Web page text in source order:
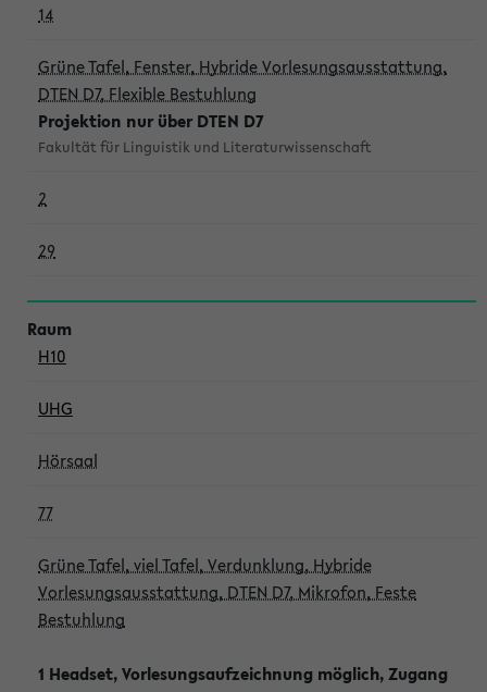
14
Grüne Tafel, Fenster, Hybride Vorlesungsausstattung,
DTEN D7, Flexible Bestuhlung
Projektion nur über DTEN D7
Fakultät für Linguistik und Literaturwissenschaft
2
29
H10
UHG
Hörsaal
77
Grüne Tafel, viel Tafel, Verdunklung, Hybride
Vorlesungsausstattung, DTEN D7, Mikrofon, Feste
Bestuhlung
1 Headset, Vorlesungsaufzeichnung möglich, Zugang